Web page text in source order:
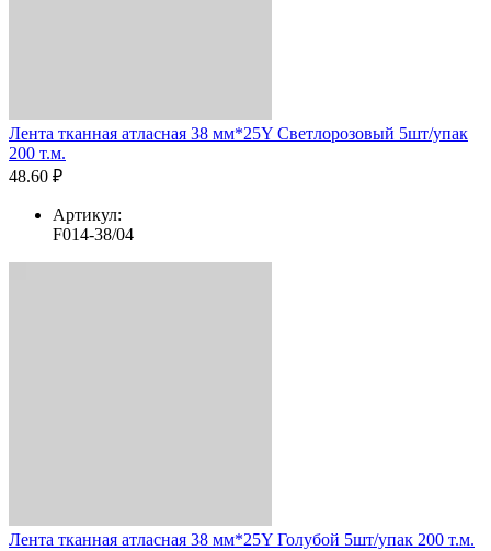
Лента тканная атласная 38 мм*25Y Светлорозовый 5шт/упак
200 т.м.
48.60 ₽
Артикул:
F014-38/04
Лента тканная атласная 38 мм*25Y Голубой 5шт/упак 200 т.м.